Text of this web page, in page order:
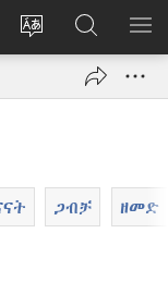
የድረ
ግባ
(አዲስ
JW.ORG
ላይ
መፈለጊያ
ጋብቻ ዘመድ